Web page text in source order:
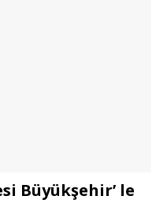
Büyükşehir’ le